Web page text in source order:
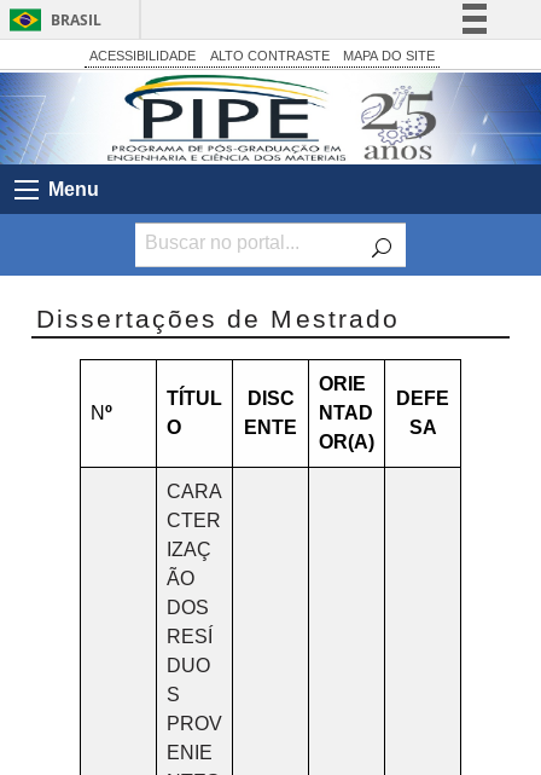
BRASIL
Simplifique!
Comunica BR
Participe
Acesso à informação
Canais
ACESSIBILIDADE ALTO CONTRASTE MAPA DO SITE
Menu
Dissertações de Mestrado
Nº
TÍTUL
O
DISC
ENTE
ORIE
NTAD
OR(A)
DEFE
SA
CARA
CTER
IZAÇ
ÃO
DOS
RESÍ
DUO
S
PROV
ENIE